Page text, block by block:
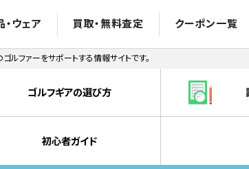
ウェア 買取・無料査定 クーポン一覧
ルファーをサポートする情報サイトです。
ゴルフギアの選び方
初心者ガイド